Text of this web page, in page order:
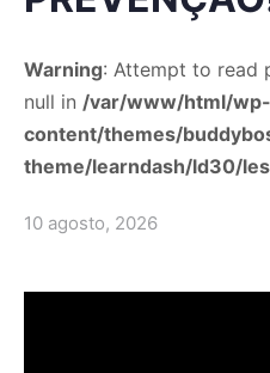
Warning: Attempt to read
null in /var/www/html/wp-
content/themes/
theme/learndash/ld30/
10 agosto, 2026